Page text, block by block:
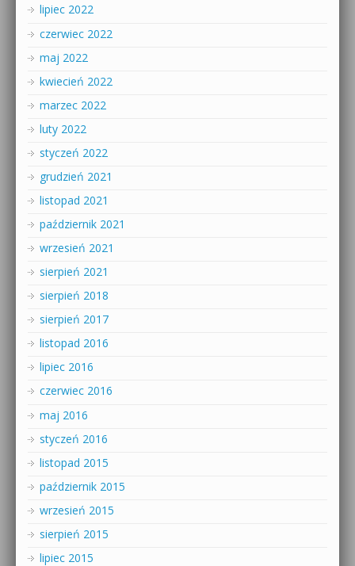
lipiec 2022
czerwiec 2022
maj 2022
kwiecień 2022
marzec 2022
luty 2022
styczeń 2022
grudzień 2021
listopad 2021
październik 2021
wrzesień 2021
sierpień 2021
sierpień 2018
sierpień 2017
listopad 2016
lipiec 2016
czerwiec 2016
maj 2016
styczeń 2016
listopad 2015
październik 2015
wrzesień 2015
sierpień 2015
lipiec 2015